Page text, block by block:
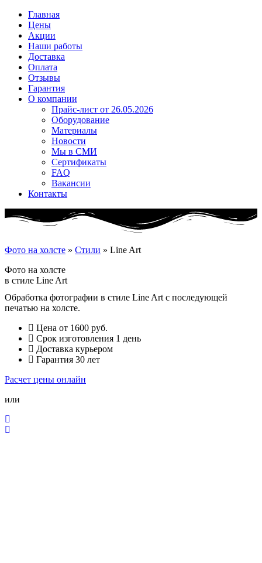
Главная
Цены
Акции
Наши работы
Доставка
Оплата
Отзывы
Гарантия
О компании
Прайс-лист от 26.05.2026
Оборудование
Материалы
Новости
Мы в СМИ
Сертификаты
FAQ
Вакансии
Контакты
Фото на холсте » Стили » Line Art
Фото на холсте
в стиле Line Art
Обработка фотографии в стиле Line Art с последующей
печатью на холсте.
Цена от 1600 руб.
Срок изготовления 1 день
Доставка курьером
Гарантия 30 лет
Расчет цены онлайн
или